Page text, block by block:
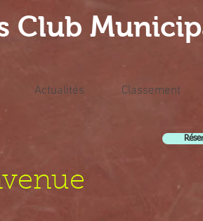
Club
Actualités Classement